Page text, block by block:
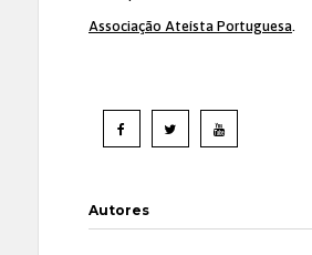
Associação Ateísta Portuguesa.
Autores